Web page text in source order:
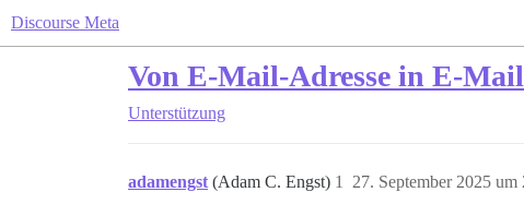
Discourse Meta
Von E-Mail-Adresse in E-
Unterstützung
adamengst (Adam C. Engst) 27. September 2025 um
1